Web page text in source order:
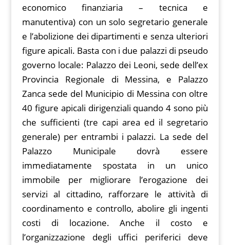
economico finanziaria – tecnica e
manutentiva) con un solo segretario generale
e l’abolizione dei dipartimenti e senza ulteriori
figure apicali. Basta con i due palazzi di pseudo
governo locale: Palazzo dei Leoni, sede dell’ex
Provincia Regionale di Messina, e Palazzo
Zanca sede del Municipio di Messina con oltre
40 figure apicali dirigenziali quando 4 sono più
che sufficienti (tre capi area ed il segretario
generale) per entrambi i palazzi. La sede del
Palazzo Municipale dovrà essere
immediatamente spostata in un unico
immobile per migliorare l’erogazione dei
servizi al cittadino, rafforzare le attività di
coordinamento e controllo, abolire gli ingenti
costi di locazione. Anche il costo e
l’organizzazione degli uffici periferici deve